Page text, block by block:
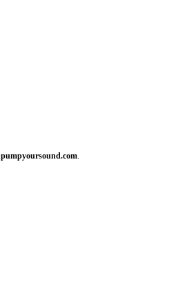
pumpyoursound.com.